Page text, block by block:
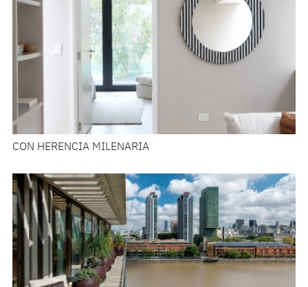
CON HERENCIA MILENARIA